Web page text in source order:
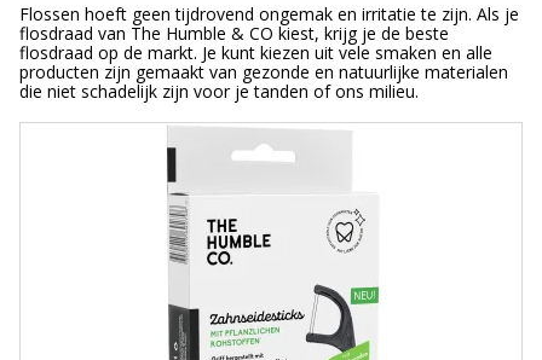
Flossen hoeft geen tijdrovend ongemak en irritatie te zijn. Als je
flosdraad van The Humble & CO kiest, krijg je de beste
flosdraad op de markt. Je kunt kiezen uit vele smaken en alle
producten zijn gemaakt van gezonde en natuurlijke materialen
die niet schadelijk zijn voor je tanden of ons milieu.